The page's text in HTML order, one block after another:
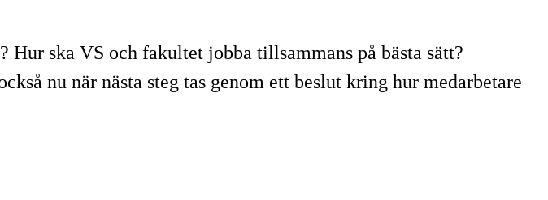
ska VS och fakultet jobba tillsammans på bästa sätt?
nu när nästa steg tas genom ett beslut kring hur medarbetare